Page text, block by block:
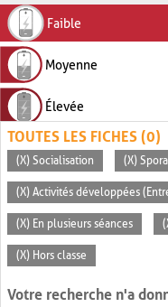
Faible
Moyenne
Élevée
TOUTES LES FICHES (0)
(X) Socialisation (X)
(X) Activités développées
(X) En plusieurs séances
(X) Hors classe
Votre recherche n'a